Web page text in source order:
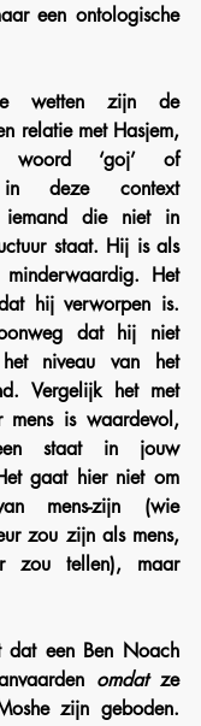
een ontologische
wetten zijn de
relatie met Hasjem,
‘goj’ of
in deze context
iemand die niet in
staat. Hij is als
Het
hij verworpen is.
dat hij niet
niveau van het
Vergelijk het met
mens is waardevol,
staat in jouw
gaat hier niet om
mens-zijn (wie
zou zijn als mens,
zou tellen), maar
dat een Ben Noach
omdat ze
zijn geboden.